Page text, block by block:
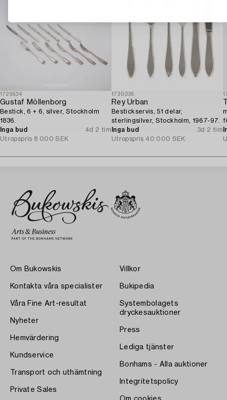
1729534
Gustaf Möllenborg
Bestick, 6 + 6, silver, Stockholm
1836.
Inga bud
4d 2 tim
Utropspris 8 000 SEK
1730236
Rey Urban
Bestickservis, 51 delar,
sterlingsilver, Stockholm, 1967-97.
Inga bud
3d 2 tim
Utropspris 40 000 SEK
Om Bukowskis
Kontakta våra specialister
Våra Fine Art-resultat
Nyheter
Hemvärdering
Kundservice
Transport och uthämtning
Private Sales
Villkor
Bukipedia
Systembolagets
dryckesauktioner
Press
Lediga tjänster
Bonhams - Alla auktioner
Integritetspolicy